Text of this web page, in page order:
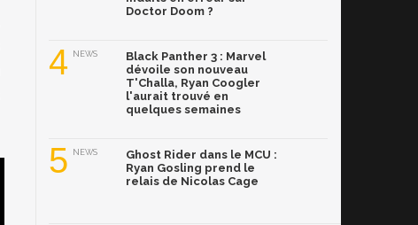
Doctor Doom ?
4 NEWS
Black Panther 3 : Marvel
dévoile son nouveau
T'Challa, Ryan Coogler
l'aurait trouvé en
quelques semaines
5 NEWS
Ghost Rider dans le MCU :
Ryan Gosling prend le
relais de Nicolas Cage